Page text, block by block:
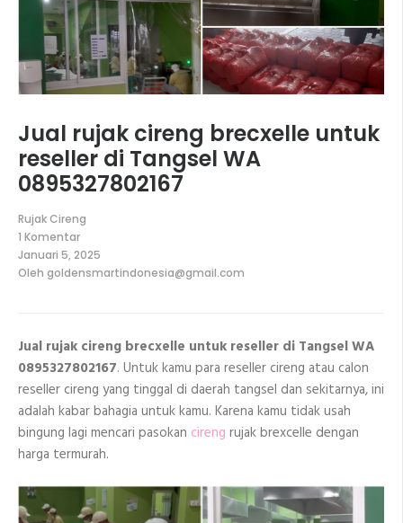
Jual rujak cireng brecxelle untuk
reseller di Tangsel WA
0895327802167
Rujak Cireng
1 Komentar
pada
Jual
rujak
di
Tangsel
WA
0895327802167
Januari 5, 2025
Oleh goldensmartindonesia@gmail.com
Jual rujak cireng brecxelle untuk reseller di Tangsel WA
0895327802167. Untuk kamu para reseller cireng atau calon
reseller cireng yang tinggal di daerah tangsel dan sekitarnya, ini
adalah kabar bahagia untuk kamu. Karena kamu tidak usah
bingung lagi mencari pasokan cireng rujak brexcelle dengan
harga termurah.